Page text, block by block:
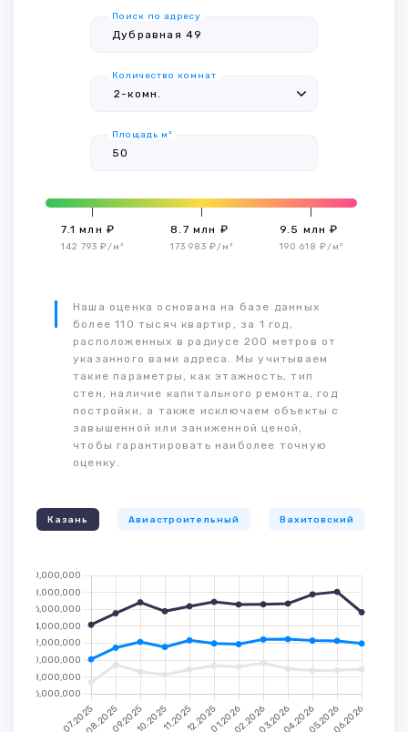
Поиск по адресу
Количество комнат
Площадь м²
7.1 млн ₽
142 793 ₽/м²
8.7 млн ₽
173 983 ₽/м²
9.5 млн ₽
190 618 ₽/м²
Наша оценка основана на базе данных
более 110 тысяч квартир, за 1 год,
расположенных в радиусе 200 метров от
указанного вами адреса. Мы учитываем
такие параметры, как этажность, тип
стен, наличие капитального ремонта, год
постройки, а также исключаем объекты с
завышенной или заниженной ценой,
чтобы гарантировать наиболее точную
оценку.
Казань Авиастроительный Вахитовский